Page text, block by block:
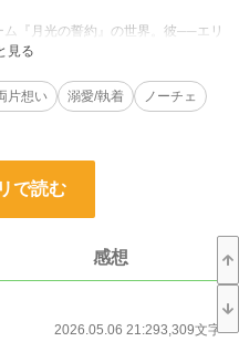
『月光の誓約』の世界。彼──エリ
誕生日に呪いが発動し、ヒロインに
象。そして私、ヴィオラ＝アーシェ
と没落するモブの辺境伯令嬢。
ンの待つ運命へ、無事に送り出そ
に苦しむお兄さまの前で、私は身
だから」と自分に言い聞かせて。
で、馬車の中で。エリアスお兄さま
れられなくなっていく。
、私が彼を求めるのも、すべて呪い
片想い 溺愛/執着
ノーチェ
で読む
感想
2026.05.06 21:293,309文字